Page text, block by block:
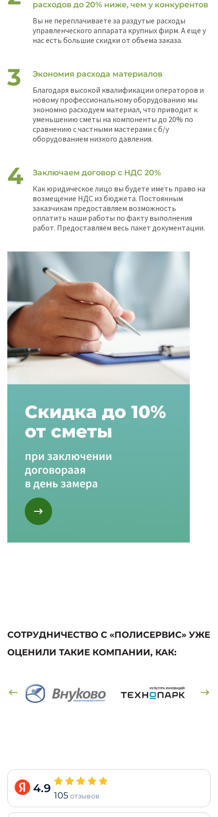
расходов до 20% ниже, чем у конкурентов
Вы не переплачиваете за раздутые расходы
управленческого аппарата крупных фирм. А еще у
нас есть большие скидки от объема заказа.
Экономия расхода материалов
Благодаря высокой квалификации операторов и
новому профессиональному оборудованию мы
экономно расходуем материал, что приводит к
уменьшению сметы на компоненты до 20% по
сравнению с частными мастерами с б/у
оборудованием низкого давления.
Заключаем договор с НДС 20%
Как юридическое лицо вы будете иметь право на
возмещение НДС из бюджета. Постоянным
заказчикам предоставляем возможность
оплатить наши работы по факту выполнения
работ. Предоставляем весь пакет документации.
СОТРУДНИЧЕСТВО С «ПОЛИСЕРВИС» УЖЕ
ОЦЕНИЛИ ТАКИЕ КОМПАНИИ, КАК:
4.9
105 отзывов